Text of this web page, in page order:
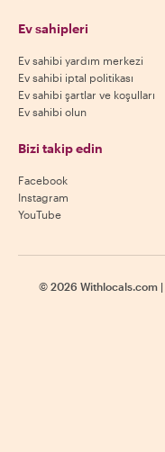
Ev sahipleri
Ev sahibi yardım merkezi
Ev sahibi iptal politikası
Ev sahibi şartlar ve koşulları
Ev sahibi olun
Bizi takip edin
Facebook
Instagram
YouTube
© 2026 Withlocals.com |